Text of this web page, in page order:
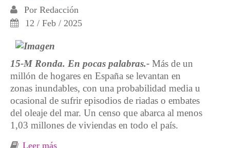
Por Redacción
12 / Feb / 2025
15-M Ronda. En pocas palabras.- Más de un
millón de hogares en España se levantan en
zonas inundables, con una probabilidad media u
ocasional de sufrir episodios de riadas o embates
del oleaje del mar. Un censo que abarca al menos
1,03 millones de viviendas en todo el país.
Leer más